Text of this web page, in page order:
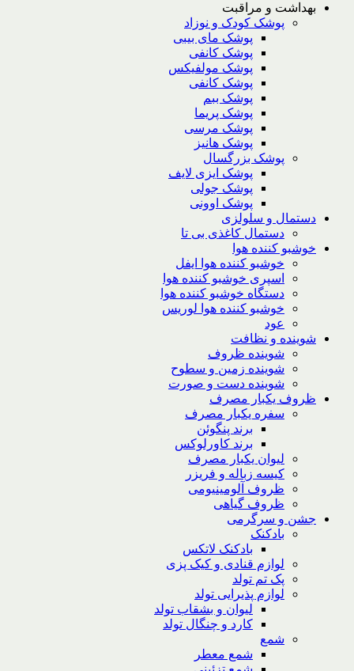
بهداشت و مراقبت
پوشک کودک و نوزاد
پوشک مای بیبی
پوشک کانفی
پوشک مولفیکس
پوشک کانفی
پوشک ببم
پوشک پریما
پوشک مرسی
پوشک هانیز
پوشک بزرگسال
پوشک ایزی لایف
پوشک جولی
پوشک اوونی
دستمال و سلولزی
دستمال کاغذی بی تا
خوشبو کننده هوا
خوشبو کننده هوا ایفل
اسپری خوشبو کننده هوا
دستگاه خوشبو کننده هوا
خوشبو کننده هوا لوریس
عود
شوینده و نظافت
شوینده ظروف
شوینده زمین و سطوح
شوینده دست و صورت
ظروف یکبار مصرف
سفره یکبار مصرف
برند پنگوئن
برند کاورلوکس
لیوان یکبار مصرف
کیسه زباله و فریزر
ظروف آلومینیومی
ظروف گیاهی
جشن و سرگرمی
بادکنک
بادکنک لاتکس
لوازم قنادی و کیک پزی
پک تم تولد
لوازم پذیرایی تولد
لیوان و بشقاب تولد
کارد و چنگال تولد
شمع
شمع معطر